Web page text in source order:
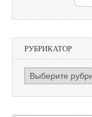
РУБРИКАТОР
РУБРИКАТОР